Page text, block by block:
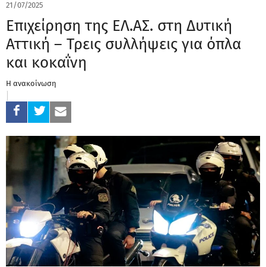
21/07/2025
Επιχείρηση της ΕΛ.ΑΣ. στη Δυτική
Αττική – Τρεις συλλήψεις για όπλα
και κοκαΐνη
Η ανακοίνωση